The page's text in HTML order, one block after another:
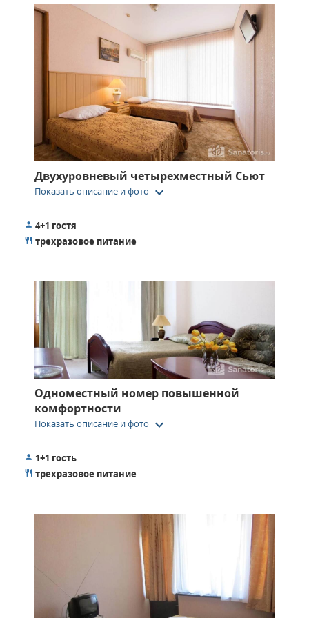
Двухуровневый четырехместный Сьют
Показать описание и фото keyboard_arrow_down
4+1 гостя
трехразовое питание
Одноместный номер повышенной
комфортности
Показать описание и фото keyboard_arrow_down
1+1 гость
трехразовое питание